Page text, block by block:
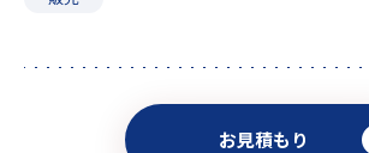
お見積もり